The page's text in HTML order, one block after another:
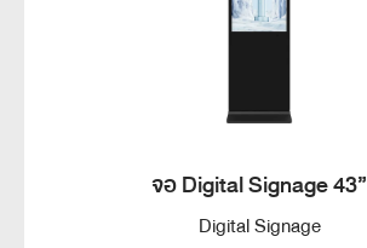
จอ Digital Signage 43”
Digital Signage